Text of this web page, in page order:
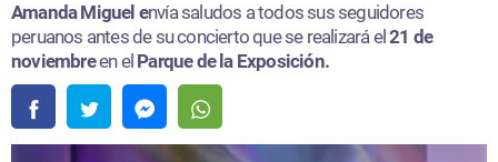
Amanda Miguel envía saludos a todos sus seguidores
peruanos antes de su concierto que se realizará el21 de
noviembreen el Parque de la Exposición.